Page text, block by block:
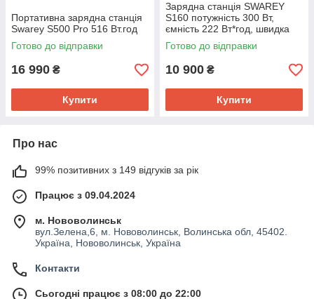
Портативна зарядна станція
Swarey S500 Pro 516 Вт.год
Готово до відправки
16 990 ₴
Купити
Зарядна станція SWAREY
S160 потужність 300 Вт,
ємність 222 Вт*год, швидка
зарядка 65W, MPPT
Готово до відправки
10 900 ₴
Купити
Про нас
99% позитивних з 149 відгуків за рік
Працює з 09.04.2024
м. Нововолинськ
вул.Зелена,6, м. Нововолинськ, Волинська обл, 45402.
Україна, Нововолинськ, Україна
Контакти
Сьогодні працює з 08:00 до 22:00